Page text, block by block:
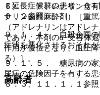
６）． アドレナリン含有
ナリン歯科麻酔剤）［重
（アドレナリンはアドレ
であり、本剤のα−受容体
作用が優位となり、血圧
る）］。
高齢者
Ｔ延長症候群の患者：Ｑ
０．２参照〕。
９．１．４． 自殺企図の
症状を悪化させるおそれ
９．１．５． 糖尿病の
尿病の危険因子を有する
８．３、１１．１．１参照